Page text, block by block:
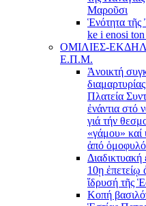
Μαροῦσι
Ἑνότητα τῆς
ke i enosi
ΟΜΙΛΙΕΣ-
Ε.Π.Μ.
Ἀνοικτή
Πλατεία
ἐνάντια στό
γιά τήν
«γάμου» καί
ἀπό
10ῃ ἐπετείῳ
ἵδρυσή τῆς
Κοπή